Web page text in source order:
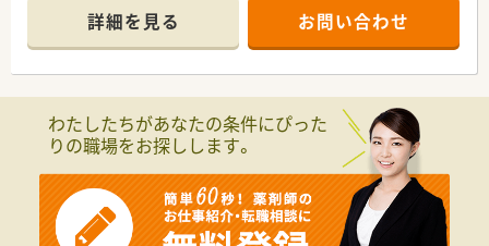
様との会話を大事にしており、服薬指導の時間を大事にしている
薬局です。
■母体が医薬品卸業の会社で、安定感のある経営をされていて安
心。異動も無く腰を据えて働ける環境です。
社内体制整えていますので、ワークライフバランスを大事にでき
る環境づくりをしています。
■社員を大事にしている会社です。風通し良く、相談しやすい環
境づくりを心掛けており、定着率の良い会社です。
≪薬局紹介≫
■JR遠野駅から徒歩5分ほどの立地で、お車での通勤も可能なた
詳細を見る お問い合わせ
わたしたちがあなたの条件にぴった
りの職場をお探しします。